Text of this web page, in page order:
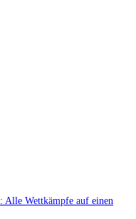
Alle Wettkämpfe auf einen